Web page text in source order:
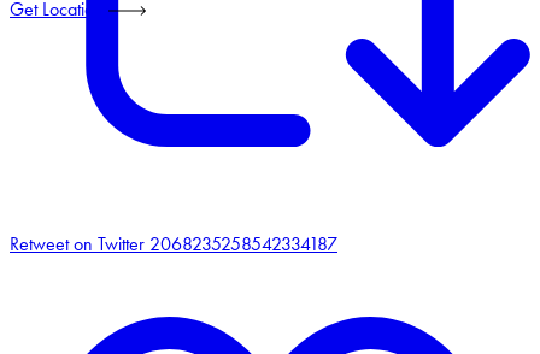
Retweet on Twitter 2068235258542334187
Get Location